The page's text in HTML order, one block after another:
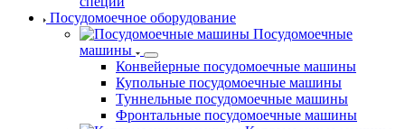
Посудомоечное оборудование
Посудомоечные
машины
Конвейерные посудомоечные машины
Купольные посудомоечные машины
Туннельные посудомоечные машины
Фронтальные посудомоечные машины